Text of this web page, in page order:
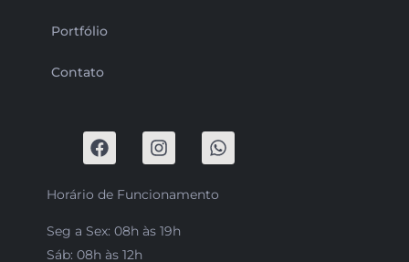
Portfólio
Contato
Horário de Funcionamento
Seg a Sex: 08h às 19h
Sáb: 08h às 12h